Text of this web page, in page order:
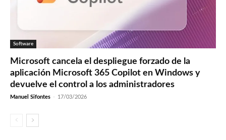
Software
Microsoft cancela el despliegue forzado de la
aplicación Microsoft 365 Copilot en Windows y
devuelve el control a los administradores
Manuel Sifontes - 17/03/2026